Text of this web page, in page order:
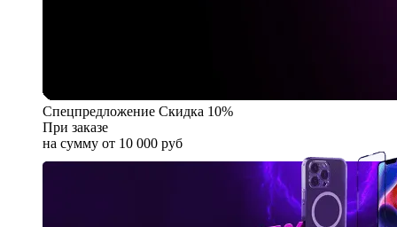
Спецпредложение Скидка 10%
При заказе
на сумму от 10 000 руб